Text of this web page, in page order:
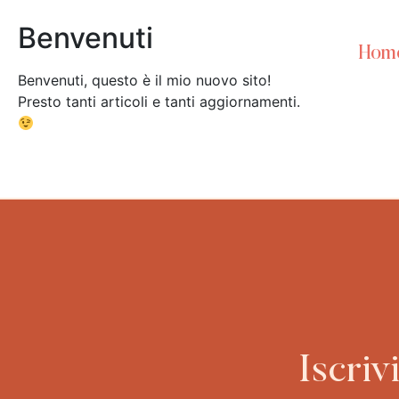
Benvenuti
Benvenuti, questo è il mio nuovo sito!
Presto tanti articoli e tanti aggiornamenti.